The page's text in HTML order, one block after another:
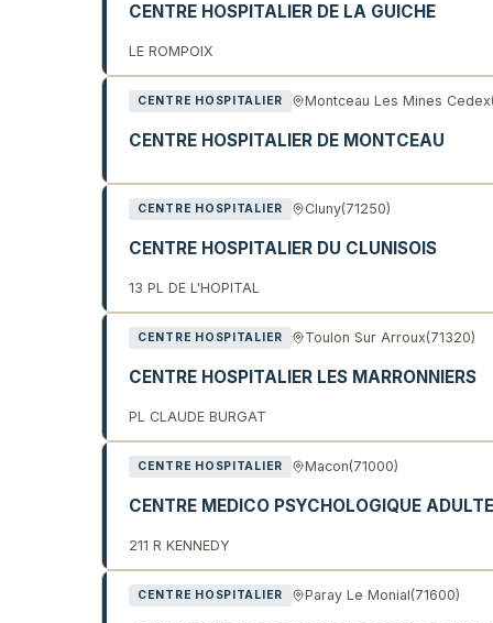
CENTRE HOSPITALIER DE LA GUICHE
LE ROMPOIX
CENTRE HOSPITALIER Montceau Les Mines Cedex
CENTRE HOSPITALIER DE MONTCEAU
CENTRE HOSPITALIER Cluny(71250)
CENTRE HOSPITALIER DU CLUNISOIS
13 PL DE L'HOPITAL
CENTRE HOSPITALIER Toulon Sur Arroux(71320)
CENTRE HOSPITALIER LES MARRONNIERS
PL CLAUDE BURGAT
CENTRE HOSPITALIER Macon(71000)
CENTRE MEDICO PSYCHOLOGIQUE
211 R KENNEDY
CENTRE HOSPITALIER Paray Le Monial(71600)